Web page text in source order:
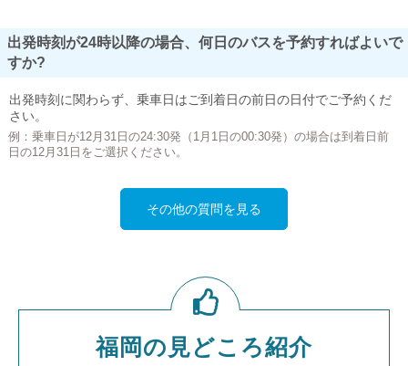
出発時刻が24時以降の場合、何日のバスを予約すればよいで
すか?
出発時刻に関わらず、乗車日はご到着日の前日の日付でご予約くだ
さい。
例：乗車日が12月31日の24:30発（1月1日の00:30発）の場合は到着日前
日の12月31日をご選択ください。
その他の質問を見る
福岡の見どころ紹介